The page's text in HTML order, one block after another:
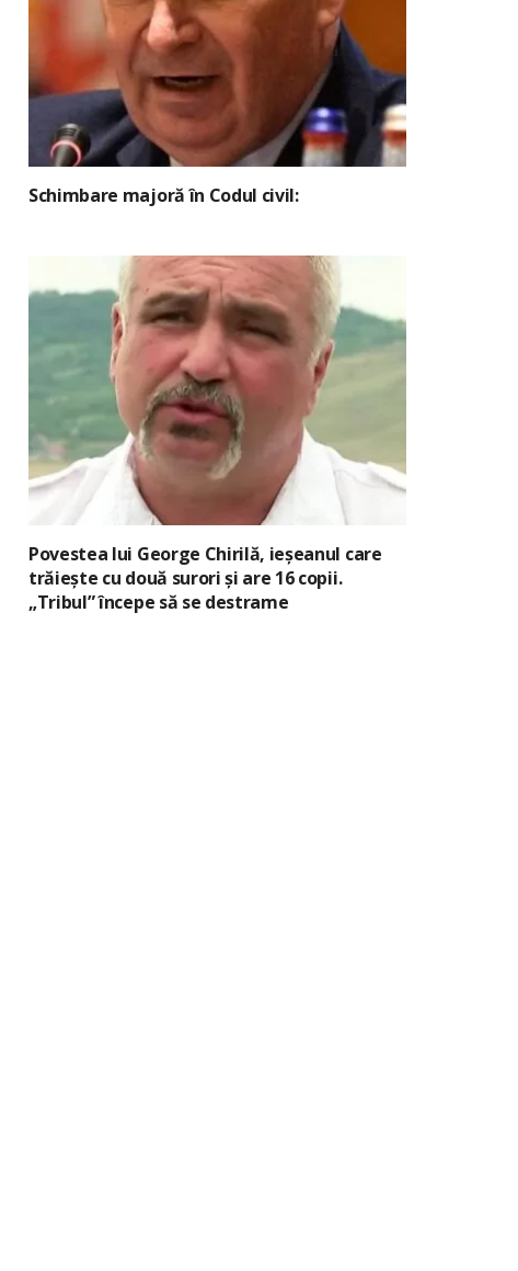
Schimbare majoră în Codul civil:
Povestea lui George Chirilă, ieșeanul care
trăiește cu două surori și are 16 copii.
„Tribul” începe să se destrame